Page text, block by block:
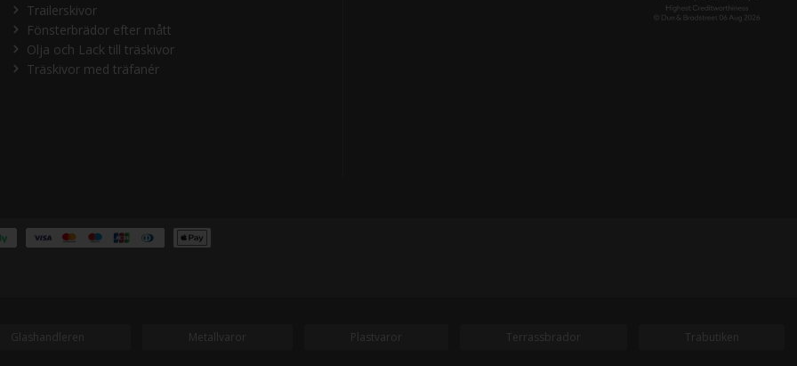
Trailerskivor
Fönsterbrädor efter mått
Olja och Lack till träskivor
Träskivor med träfanér
Glashandleren Metallvaror Plastvaror Terrassbrador Trabutiken